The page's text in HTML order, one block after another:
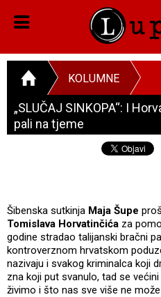
KOLUMNE
„SLUČAJ SINKOPA“: I
pali na tjeme
Šibenska sutkinja Maja Šupe
Tomislava Horvatinčića za
godine stradao talijanski bračni
kontroverznom hrvatskom
nazivaju i svakog kriminalca koji
zna koji put svanulo, tad se
živimo i što nas sve više ne